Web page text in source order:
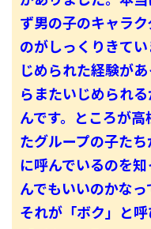
ず男の子のキャラ
のがしっくりきて
じめられた経験が
らまたいじめられ
んです。ところが
たグループの子た
に呼んでいるのを
んでもいいのかなっ
それが「ボク」と呼